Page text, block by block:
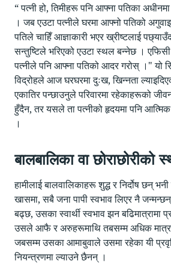
“ पत्नी हो, तिमीहरू पनि आफ्ना पतिका
। जब एउटा पत्नीले घरमा आफ्नो पतिको
पतिले चाहिँ आज्ञाकारी भएर ख्रीष्टलाई
सन्तुष्टिले भरिएको एउटा स्थल बन्नेछ ।
पत्नीले पनि आफ्ना पतिको आदर गरोस् ।" यो
विद्रोहले आज घरघरमा दुःख, खिन्नता
एकातिर पन्छाउनुले परिवारमा रहेकाहरूको
हुँदैन, तर यसले ता पत्नीको हृदयमा पनि आत्मिक
।
बालबालिका वा छोराछोरीको
हामीलाई बालवालिकाहरू शुद्ध र निर्दोष छन्
खासमा, सबै जना पापी स्वभाव लिएर नै
बढ्छ, उसका स्वार्थी स्वभाव झन बढिमात्रामा
उसले आफै र अरुहरूमाथि तबसम्म अधिक
जबसम्म उसका आमाबुवाले उसमा रहेका यी
नियन्त्रणमा ल्याउने छैनन् ।